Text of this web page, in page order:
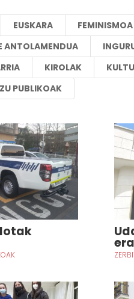
EUSKARA FEMINISMOA
ANTOLAMENDUA
KIROLAK
PUBLIKOAK